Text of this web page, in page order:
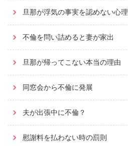
旦那が浮気の事実を認めない心理
不倫を問い詰めると妻が家出
旦那が帰ってこない本当の理由
同窓会から不倫に発展
夫が出張中に不倫？
慰謝料を払わない時の罰則